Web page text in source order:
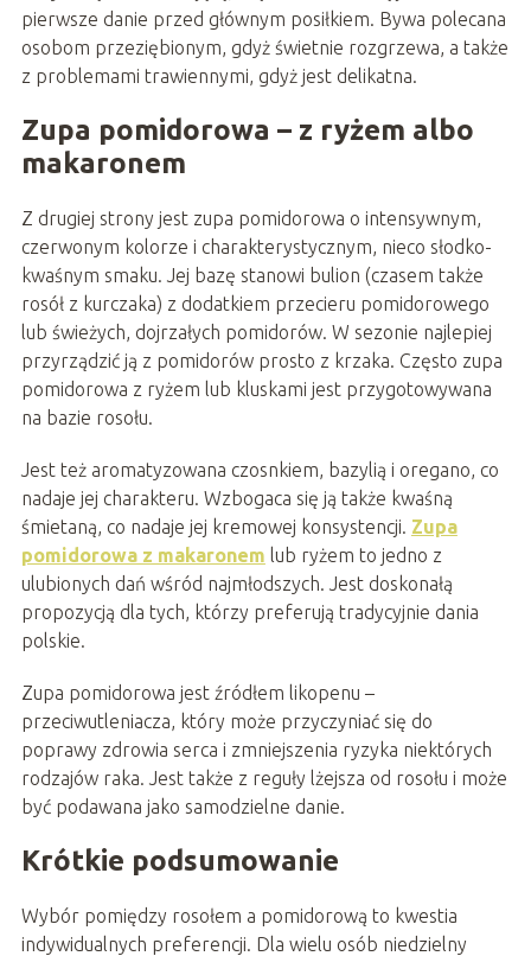
pierwsze danie przed głównym posiłkiem. Bywa polecana
osobom przeziębionym, gdyż świetnie rozgrzewa, a także
z problemami trawiennymi, gdyż jest delikatna.
Zupa pomidorowa – z ryżem albo
makaronem
Z drugiej strony jest zupa pomidorowa o intensywnym,
czerwonym kolorze i charakterystycznym, nieco słodko-
kwaśnym smaku. Jej bazę stanowi bulion (czasem także
rosół z kurczaka) z dodatkiem przecieru pomidorowego
lub świeżych, dojrzałych pomidorów. W sezonie najlepiej
przyrządzić ją z pomidorów prosto z krzaka. Często zupa
pomidorowa z ryżem lub kluskami jest przygotowywana
na bazie rosołu.
Jest też aromatyzowana czosnkiem, bazylią i oregano, co
nadaje jej charakteru. Wzbogaca się ją także kwaśną
śmietaną, co nadaje jej kremowej konsystencji. Zupa
pomidorowa z makaronem lub ryżem to jedno z
ulubionych dań wśród najmłodszych. Jest doskonałą
propozycją dla tych, którzy preferują tradycyjnie dania
polskie.
Zupa pomidorowa jest źródłem likopenu –
przeciwutleniacza, który może przyczyniać się do
poprawy zdrowia serca i zmniejszenia ryzyka niektórych
rodzajów raka. Jest także z reguły lżejsza od rosołu i może
być podawana jako samodzielne danie.
Krótkie podsumowanie
Wybór pomiędzy rosołem a pomidorową to kwestia
indywidualnych preferencji. Dla wielu osób niedzielny